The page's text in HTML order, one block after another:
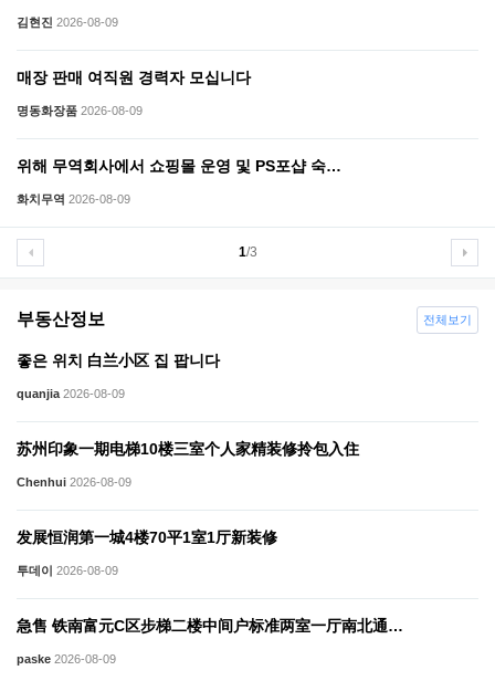
김현진 2026-08-09
매장 판매 여직원 경력자 모십니다
명동화장품 2026-08-09
위해 무역회사에서 쇼핑몰 운영 및 PS포샵 숙…
화치무역 2026-08-09
1/3
부동산정보
좋은 위치 白兰小区 집 팝니다
quanjia 2026-08-09
苏州印象一期电梯10楼三室个人家精装修拎包入住
Chenhui 2026-08-09
发展恒润第一城4楼70平1室1厅新装修
투데이 2026-08-09
急售 铁南富元C区步梯二楼中间户标准两室一厅南北通…
paske 2026-08-09
전체보기